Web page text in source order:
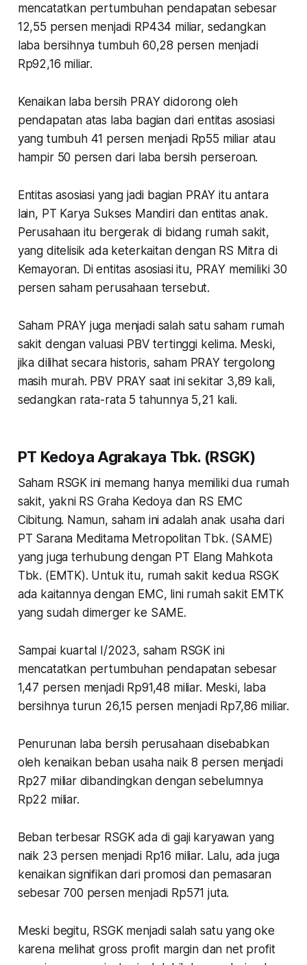
mencatatkan pertumbuhan pendapatan sebesar
12,55 persen menjadi RP434 miliar, sedangkan
laba bersihnya tumbuh 60,28 persen menjadi
Rp92,16 miliar.
Kenaikan laba bersih PRAY didorong oleh
pendapatan atas laba bagian dari entitas asosiasi
yang tumbuh 41 persen menjadi Rp55 miliar atau
hampir 50 persen dari laba bersih perseroan.
Entitas asosiasi yang jadi bagian PRAY itu antara
lain, PT Karya Sukses Mandiri dan entitas anak.
Perusahaan itu bergerak di bidang rumah sakit,
yang ditelisik ada keterkaitan dengan RS Mitra di
Kemayoran. Di entitas asosiasi itu, PRAY memiliki 30
persen saham perusahaan tersebut.
Saham PRAY juga menjadi salah satu saham rumah
sakit dengan valuasi PBV tertinggi kelima. Meski,
jika dilihat secara historis, saham PRAY tergolong
masih murah. PBV PRAY saat ini sekitar 3,89 kali,
sedangkan rata-rata 5 tahunnya 5,21 kali.
PT Kedoya Agrakaya Tbk. (RSGK)
Saham RSGK ini memang hanya memiliki dua rumah
sakit, yakni RS Graha Kedoya dan RS EMC
Cibitung. Namun, saham ini adalah anak usaha dari
PT Sarana Meditama Metropolitan Tbk. (SAME)
yang juga terhubung dengan PT Elang Mahkota
Tbk. (EMTK). Untuk itu, rumah sakit kedua RSGK
ada kaitannya dengan EMC, lini rumah sakit EMTK
yang sudah dimerger ke SAME.
Sampai kuartal I/2023, saham RSGK ini
mencatatkan pertumbuhan pendapatan sebesar
1,47 persen menjadi Rp91,48 miliar. Meski, laba
bersihnya turun 26,15 persen menjadi Rp7,86 miliar.
Penurunan laba bersih perusahaan disebabkan
oleh kenaikan beban usaha naik 8 persen menjadi
Rp27 miliar dibandingkan dengan sebelumnya
Rp22 miliar.
Beban terbesar RSGK ada di gaji karyawan yang
naik 23 persen menjadi Rp16 miliar. Lalu, ada juga
kenaikan signifikan dari promosi dan pemasaran
sebesar 700 persen menjadi Rp571 juta.
Meski begitu, RSGK menjadi salah satu yang oke
karena melihat gross profit margin dan net profit